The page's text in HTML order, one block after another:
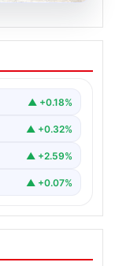
▲ +0.18%
▲ +0.32%
▲ +2.59%
▲ +0.07%